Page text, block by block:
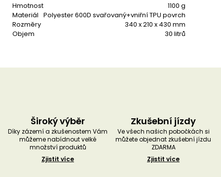
Hmotnost
1100 g
Materiál Polyester 600D svařovaný+vniřní TPU povrch
Rozměry
340 x 210 x 430 mm
Objem
30 litrů
Široký výběr
Díky zázemí a zkušenostem Vám
můžeme nabídnout velké
množství produktů
Zjistit více
Zkušební jízdy
Ve všech našich pobočkách si
můžete objednat zkušební jízdu
ZDARMA
Zjistit více